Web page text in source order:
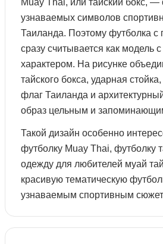
узнаваемых символов
Таиланда. Поэтому футболка с
сразу считывается как модель
характером. На рисунке
тайского бокса, ударная
флаг Таиланда и
образ цельным и
Такой дизайн особенно
футболку Muay Thai, футболку
одежду для любителей муай
красивую тематическую
узнаваемым спортивным